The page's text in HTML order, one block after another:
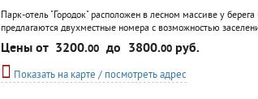
Парк-отель "Городок" расположен в лесном массиве у
предлагаются двухместные номера с возможностью
сейф и вместительный шкаф. На территории комплекса
залами, летние площадки и беседка...
Цены от 3200.00 до 3800.00руб.
Показать на карте / посмотреть адрес